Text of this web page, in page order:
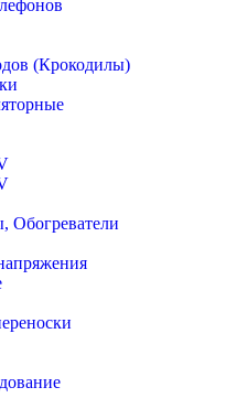
(Крокодилы)
Обогреватели